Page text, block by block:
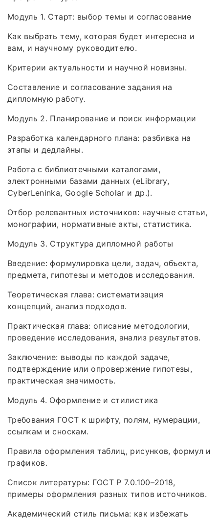
Модуль 1. Старт: выбор темы и согласование
Как выбрать тему, которая будет интересна и
вам, и научному руководителю.
Критерии актуальности и научной новизны.
Составление и согласование задания на
дипломную работу.
Модуль 2. Планирование и поиск информации
Разработка календарного плана: разбивка на
этапы и дедлайны.
Работа с библиотечными каталогами,
электронными базами данных (eLibrary,
CyberLeninka, Google Scholar и др.).
Отбор релевантных источников: научные статьи,
монографии, нормативные акты, статистика.
Модуль 3. Структура дипломной работы
Введение: формулировка цели, задач, объекта,
предмета, гипотезы и методов исследования.
Теоретическая глава: систематизация
концепций, анализ подходов.
Практическая глава: описание методологии,
проведение исследования, анализ результатов.
Заключение: выводы по каждой задаче,
подтверждение или опровержение гипотезы,
практическая значимость.
Модуль 4. Оформление и стилистика
Требования ГОСТ к шрифту, полям, нумерации,
ссылкам и сноскам.
Правила оформления таблиц, рисунков, формул и
графиков.
Список литературы: ГОСТ Р 7.0.100–2018,
примеры оформления разных типов источников.
Академический стиль письма: как избежать